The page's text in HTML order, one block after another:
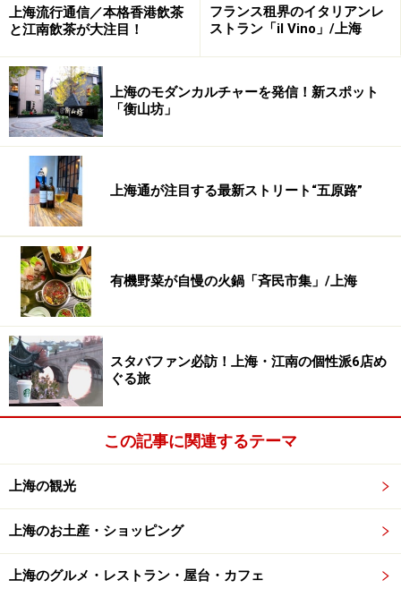
上海流行通信／本格香港飲茶
と江南飲茶が大注目！
フランス租界のイタリアンレ
ストラン「il Vino」/上海
上海のモダンカルチャーを発信！新スポット
「衡山坊」
上海通が注目する最新ストリート“五原路”
有機野菜が自慢の火鍋「斉民市集」/上海
スタバファン必訪！上海・江南の個性派6店め
ぐる旅
この記事に関連するテーマ
上海の観光
上海のお土産・ショッピング
上海のグルメ・レストラン・屋台・カフェ